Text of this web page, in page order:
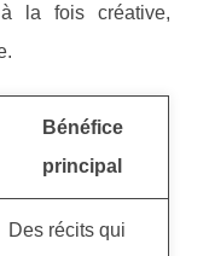
la fois créative,
Bénéfice
principal
Des récits qui